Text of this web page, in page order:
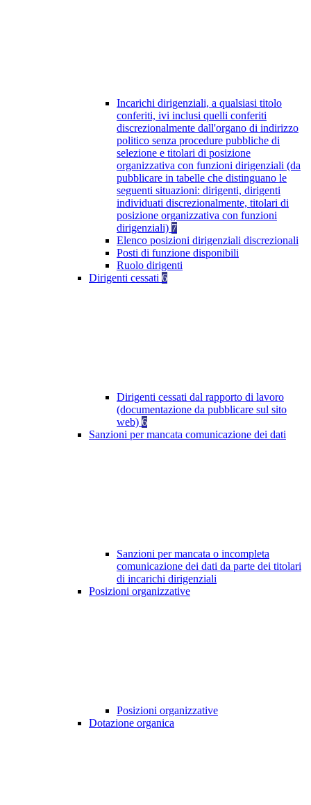
Incarichi dirigenziali, a qualsiasi titolo
conferiti, ivi inclusi quelli conferiti
discrezionalmente dall'organo di indirizzo
politico senza procedure pubbliche di
selezione e titolari di posizione
organizzativa con funzioni dirigenziali (da
pubblicare in tabelle che distinguano le
seguenti situazioni: dirigenti, dirigenti
individuati discrezionalmente, titolari di
posizione organizzativa con funzioni
dirigenziali) 7
Elenco posizioni dirigenziali discrezionali
Posti di funzione disponibili
Ruolo dirigenti
Dirigenti cessati 6
Dirigenti cessati dal rapporto di lavoro
(documentazione da pubblicare sul sito
web) 6
Sanzioni per mancata comunicazione dei dati
Sanzioni per mancata o incompleta
comunicazione dei dati da parte dei titolari
di incarichi dirigenziali
Posizioni organizzative
Posizioni organizzative
Dotazione organica